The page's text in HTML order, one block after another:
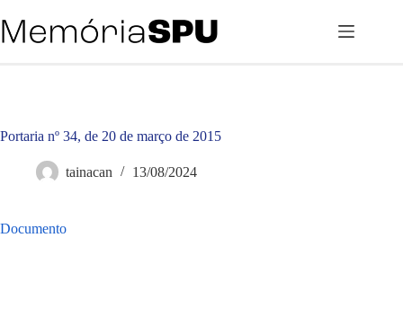
para
o
Portaria nº 34, de 20 de março de 2015
tainacan 13/08/2024
Documento